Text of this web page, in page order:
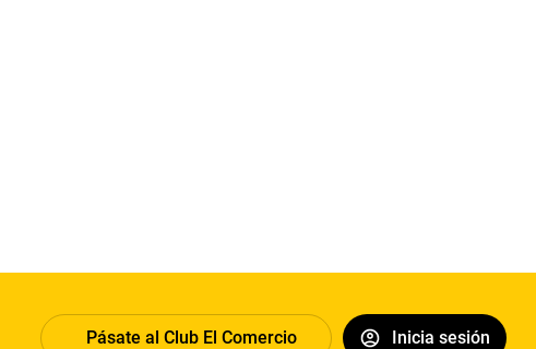
Pásate al Club El Comercio Inicia sesión